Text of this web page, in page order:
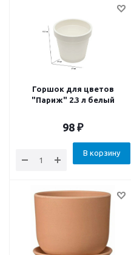
Горшок для цветов
"Париж" 2.3 л белый
98 ₽
В корзину